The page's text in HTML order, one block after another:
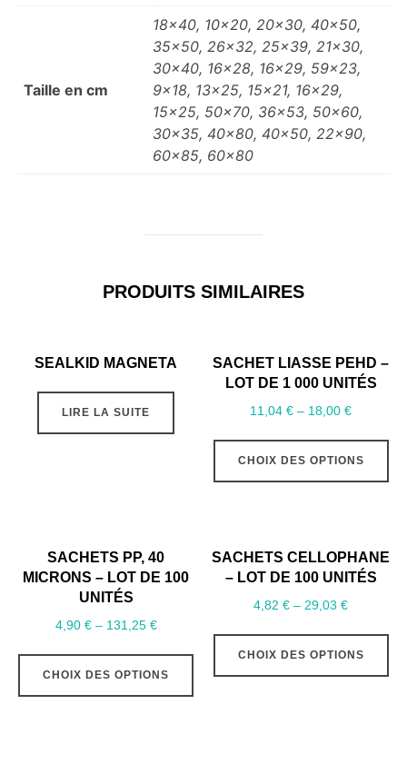
Taille en cm
18×40, 10×20, 20×30, 40×50,
35×50, 26×32, 25×39, 21×30,
30×40, 16×28, 16×29, 59×23,
9×18, 13×25, 15×21, 16×29,
15×25, 50×70, 36×53, 50×60,
30×35, 40×80, 40×50, 22×90,
60×85, 60×80
PRODUITS SIMILAIRES
SEALKID MAGNETA
LIRE LA SUITE
SACHET LIASSE PEHD –
LOT DE 1 000 UNITÉS
11,04€ – 18,00€
CHOIX DES OPTIONS
Ce
SACHETS PP, 40
MICRONS – LOT DE 100
UNITÉS
4,90 €– 131,25 €
CHOIX DES OPTIONS
Ce
produit
SACHETS CELLOPHANE
– LOT DE 100 UNITÉS
4,82€ – 29,03€
CHOIX DES OPTIONS
Ce